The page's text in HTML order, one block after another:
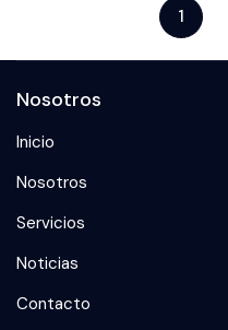
1
Nosotros
Inicio
Nosotros
Servicios
Noticias
Contacto